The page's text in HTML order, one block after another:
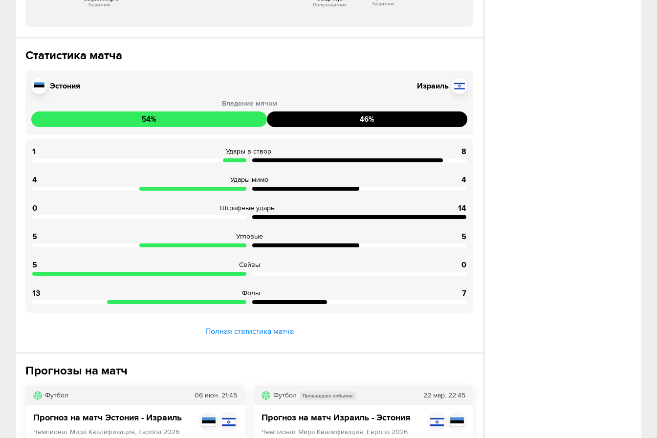
Larsen
Защитник
Защитник
Полузащитник
Статистика матча
Эстония Израиль
Владение мячом
54% 46%
1 Удары в створ 8
4 Удары мимо 4
0 Штрафные удары 14
5 Угловые 5
5 Сейвы 0
13 Фолы 7
Полная статистика матча
Прогнозы на матч
Футбол 06 июн. 21:45
Прогноз на матч Эстония - Израиль
Чемпионат Мира Квалификация, Европа 2026
Футбол Прошедшее событие 22 мар. 22:45
Прогноз на матч Израиль - Эстония
Чемпионат Мира Квалификация, Европа 2026